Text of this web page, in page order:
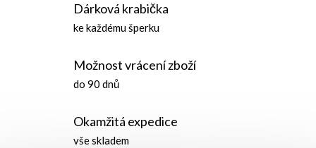
Dárková krabička
ke každému šperku
Možnost vrácení zboží
do 90 dnů
Okamžitá expedice
vše skladem